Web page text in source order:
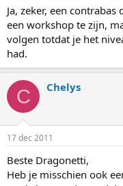
Ja, zeker, een contrabas
een workshop te zijn,
volgen totdat je het
had.
C Chelys
17 dec 2011
Beste Dragonetti,
Heb je misschien ook